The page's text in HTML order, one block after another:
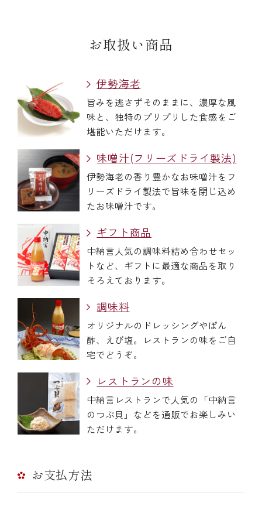
伊勢海老料理一覧
季節限定商品
ご利用ガイド
お取扱い商品
伊勢海老
旨みを逃さずそのままに、濃厚な風
味と、独特のプリプリした食感をご
堪能いただけます。
味噌汁(フリーズドライ製法)
伊勢海老の香り豊かなお味噌汁をフ
リーズドライ製法で旨味を閉じ込め
たお味噌汁です。
ギフト商品
中納言人気の調味料詰め合わせセッ
トなど、ギフトに最適な商品を取り
そろえております。
調味料
オリジナルのドレッシングやぽん
酢、えび塩。レストランの味をご自
宅でどうぞ。
レストランの味
中納言レストランで人気の「中納言
のつぶ貝」などを通販でお楽しみい
ただけます。
お支払方法